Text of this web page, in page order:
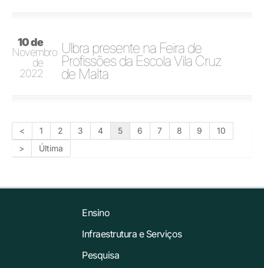
10 de
Novembro
de
2022
Ulbra presente na Feira de
Profissões da Escola Vila Cruz
de Malta
< 1 2 3 4 5 6 7 8 9
10
>
Última
Ensino
Infraestrutura e Serviços
Pesquisa